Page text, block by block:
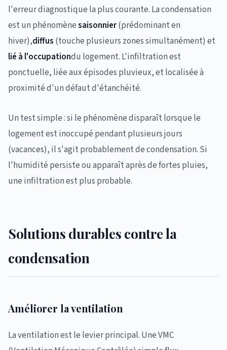
l'erreur diagnostique la plus courante. La condensation
est un phénomènesaisonnier(prédominant en
hiver),diffus (touche plusieurs zones simultanément) et
lié à l'occupationdu logement. L'infiltration est
ponctuelle, liée aux épisodes pluvieux, et localisée à
proximité d'un défaut d'étanchéité.
Un test simple : si le phénomène disparaît lorsque le
logement est inoccupé pendant plusieurs jours
(vacances), il s'agit probablement de condensation. Si
l'humidité persiste ou apparaît après de fortes pluies,
une infiltration est plus probable.
Solutions durables contre la
condensation
Améliorer la ventilation
La ventilation est le levier principal. Une VMC